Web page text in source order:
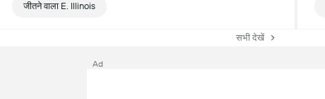
जीतने वाला E. Illinois
सभी देखें
Ad